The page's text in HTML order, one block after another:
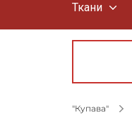
Ткани
"Купава"